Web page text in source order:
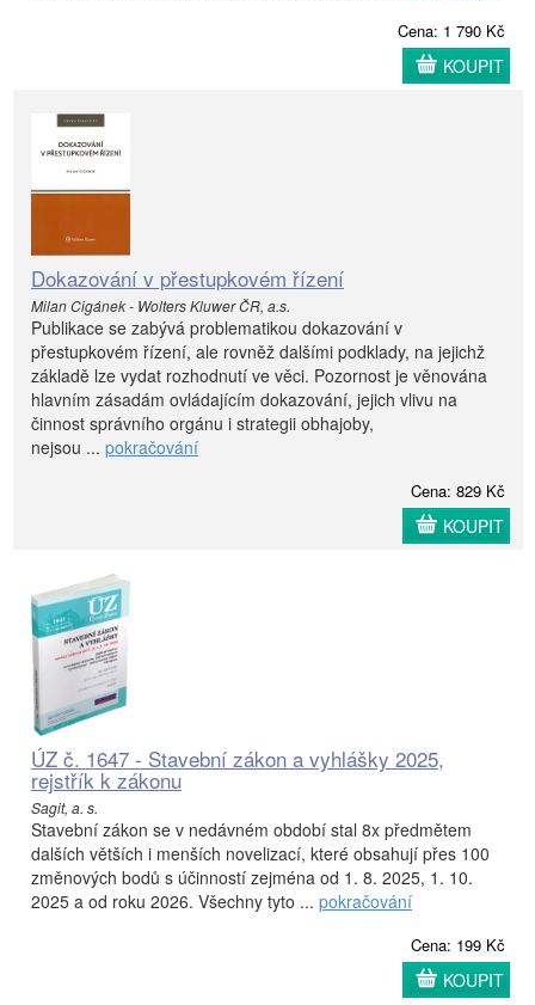
Cena: 1 790 Kč
KOUPIT
Dokazování v přestupkovém řízení
Milan Cigánek - Wolters Kluwer ČR, a.s.
Publikace se zabývá problematikou dokazování v
přestupkovém řízení, ale rovněž dalšími podklady, na jejichž
základě lze vydat rozhodnutí ve věci. Pozornost je věnována
hlavním zásadám ovládajícím dokazování, jejich vlivu na
činnost správního orgánu i strategii obhajoby,
nejsou ... pokračování
Cena: 829 Kč
KOUPIT
ÚZ č. 1647 - Stavební zákon a vyhlášky 2025,
rejstřík k zákonu
Sagit, a. s.
Stavební zákon se v nedávném období stal 8x předmětem
dalších větších i menších novelizací, které obsahují přes 100
změnových bodů s účinností zejména od 1. 8. 2025, 1. 10.
2025 a od roku 2026. Všechny tyto ... pokračování
Cena: 199 Kč
KOUPIT